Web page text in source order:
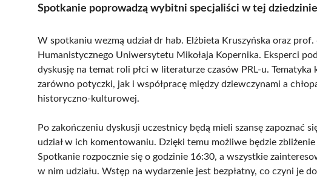
Spotkanie poprowadzą wybitni specjaliści w tej
W spotkaniu wezmą udział dr hab. Elżbieta Kruszyńska oraz
Humanistycznego Uniwersytetu Mikołaja Kopernika. Eksperci
dyskusję na temat roli płci w literaturze czasów PRL-u.
zarówno potyczki, jak i współpracę między dziewczynami a
historyczno-kulturowej.
Po zakończeniu dyskusji uczestnicy będą mieli szansę zapoznać
udział w ich komentowaniu. Dzięki temu możliwe będzie
Spotkanie rozpocznie się o godzinie 16:30, a wszystkie
w nim udziału. Wstęp na wydarzenie jest bezpłatny, co czyni je